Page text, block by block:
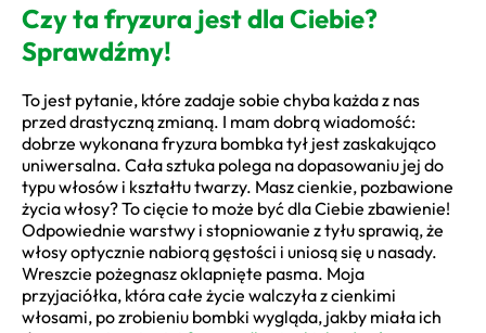
Czy ta fryzura jest dla Ciebie?
Sprawdźmy!
To jest pytanie, które zadaje sobie chyba każda z nas
przed drastyczną zmianą. I mam dobrą wiadomość:
dobrze wykonana fryzura bombka tył jest zaskakująco
uniwersalna. Cała sztuka polega na dopasowaniu jej do
typu włosów i kształtu twarzy. Masz cienkie, pozbawione
życia włosy? To cięcie to może być dla Ciebie zbawienie!
Odpowiednie warstwy i stopniowanie z tyłu sprawią, że
włosy optycznie nabiorą gęstości i uniosą się u nasady.
Wreszcie pożegnasz oklapnięte pasma. Moja
przyjaciółka, która całe życie walczyła z cienkimi
włosami, po zrobieniu bombki wygląda, jakby miała ich